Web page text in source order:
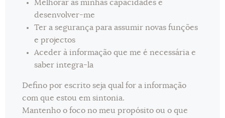
Melhorar as minhas capacidades e
desenvolver-me
Ter a segurança para assumir novas funções
e projectos
Aceder à informação que me é necessária e
saber integra-la
Defino por escrito seja qual for a informação
com que estou em sintonia.
Mantenho o foco no meu propósito ou o que